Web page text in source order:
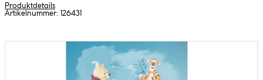
Produktdetails
Artikelnummer: 126431
Bildergalerie überspringen